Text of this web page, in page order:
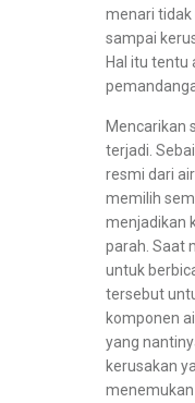
menari tidak
sampai
Hal itu tentu
Mencarikan
terjadi.
resmi dari
memilih
menjadikan
parah. Saat
untuk
tersebut
komponen
yang
kerusakan
menemukan